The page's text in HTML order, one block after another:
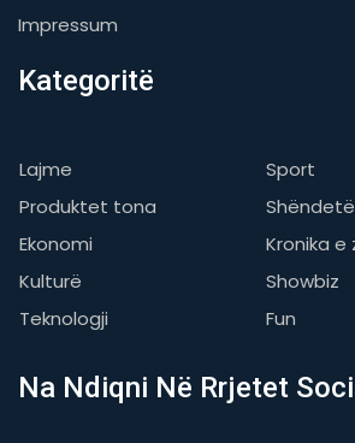
Impressum
Kategoritë
Lajme
Sport
Produktet tona
Ekonomi
Kronika e
Kulturë
Showbiz
Teknologji
Fun
Na Ndiqni Në Rrjetet